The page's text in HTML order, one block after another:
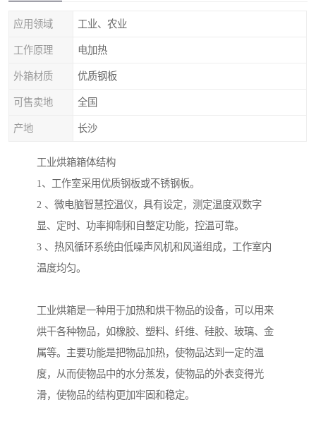
应用领域 工业、农业
工作原理 电加热
外箱材质 优质钢板
可售卖地 全国
产地 长沙
工业烘箱箱体结构
1、工作室采用优质钢板或不锈钢板。
2 、微电脑智慧控温仪，具有设定，测定温度双数字
显、定时、功率抑制和自整定功能，控温可靠。
3 、热风循环系统由低噪声风机和风道组成，工作室内
温度均匀。
工业烘箱是一种用于加热和烘干物品的设备，可以用来
烘干各种物品，如橡胶、塑料、纤维、硅胶、玻璃、金
属等。主要功能是把物品加热，使物品达到一定的温
度，从而使物品中的水分蒸发，使物品的外表变得光
滑，使物品的结构更加牢固和稳定。